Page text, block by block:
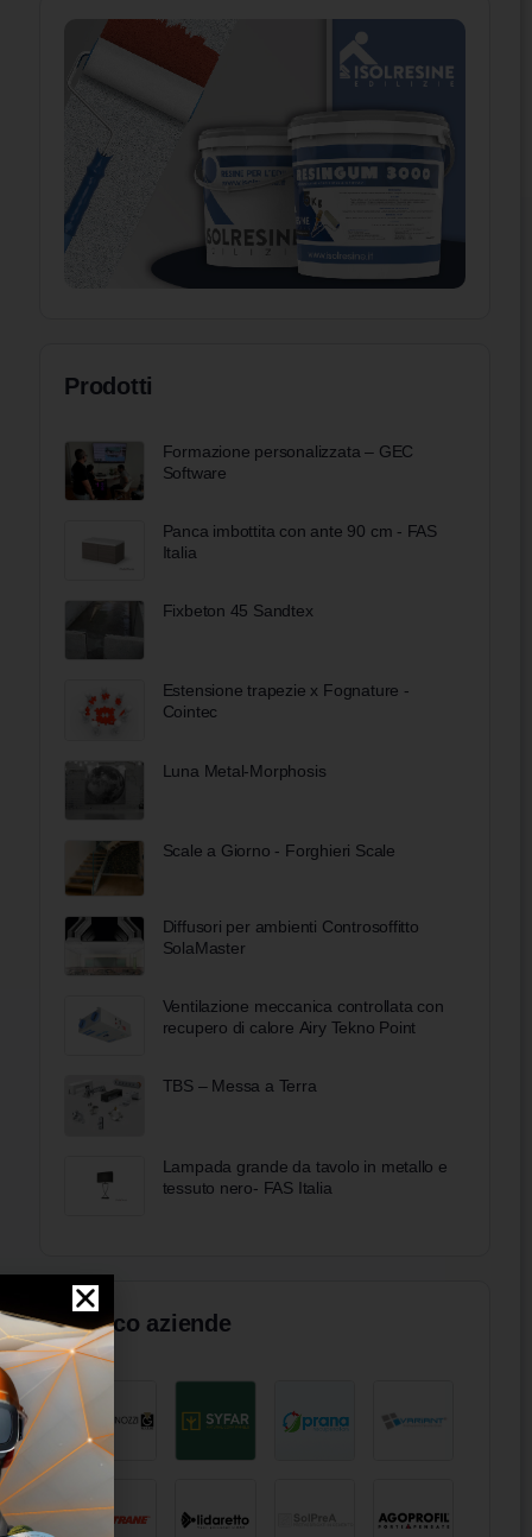
Prodotti
Formazione personalizzata – GEC
Software
Panca imbottita con ante 90 cm - FAS
Italia
Fixbeton 45 Sandtex
Estensione trapezie x Fognature -
Cointec
Luna Metal-Morphosis
Scale a Giorno - Forghieri Scale
Diffusori per ambienti Controsoffitto
SolaMaster
Ventilazione meccanica controllata con
recupero di calore Airy Tekno Point
TBS – Messa a Terra
Lampada grande da tavolo in metallo e
tessuto nero- FAS Italia
Elenco aziende